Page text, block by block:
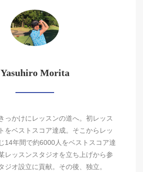
Yasuhiro Morita
にレッスンの道へ。初レッス
をベストスコア達成。そこからレッ
14年間で約6000人をベストスコア達
レッスンスタジオを立ち上げから参
ジオ設立に貢献。その後、独立。